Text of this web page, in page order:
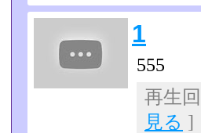
1
555
再生
見る ]